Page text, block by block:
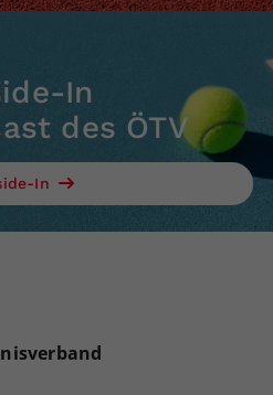
In
des ÖTV
In